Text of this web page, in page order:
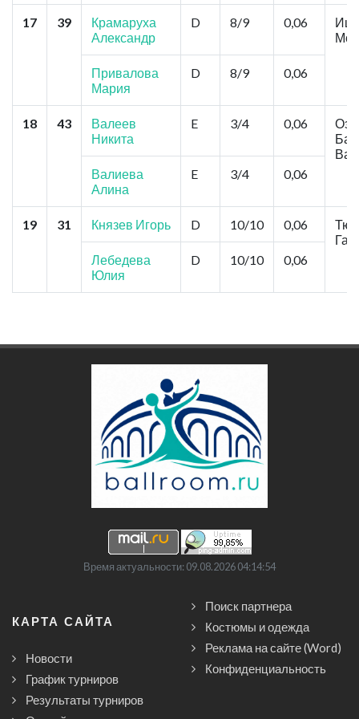
17 39
Крамаруха
Александр
D 8/9 0,06
Привалова
Мария
D 8/9 0,06
18 43
Валеев
Никита
E 3/4 0,06
Валиева
Алина
E 3/4 0,06
19 31 Князев Игорь D 10/10 0,06
Лебедева
Юлия
D 10/10 0,06
Время актуальности: 09.08.2026 04:14:54
КАРТА САЙТА
Новости
График турниров
Результаты турниров
Поиск партнера
Костюмы и одежда
Реклама на сайте (Word)
Конфиденциальность